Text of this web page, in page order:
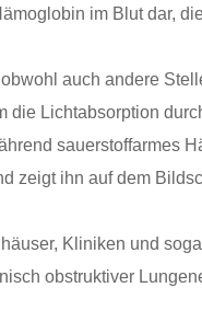
im Blut dar,
auch andere
Lichtabsorption
sauerstoffarmes
zeigt ihn auf dem
Kliniken und
obstruktiver